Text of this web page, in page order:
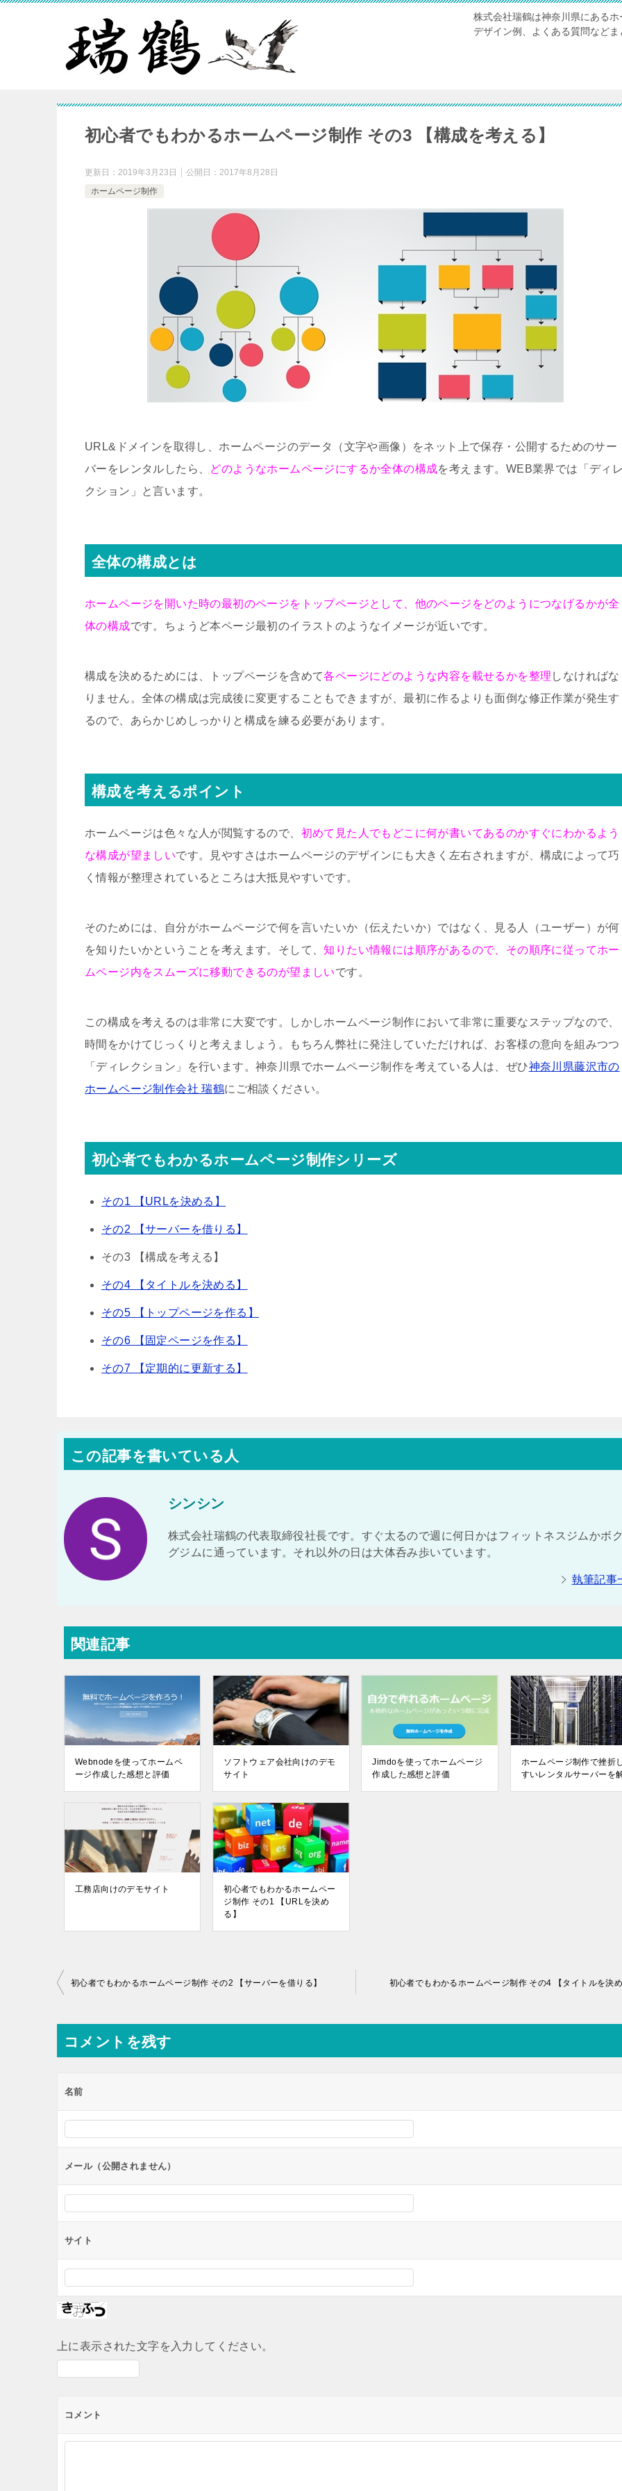
株式会社瑞鶴は神奈川県にある
デザイン例、よくある質問など
初心者でもわかるホームページ制作 その3 【構成を考える】
更新日： 2019年3月23日 公開日： 2017年8月28日
ホームページ制作
URL&ドメインを取得し、ホームページのデータ（文字や画像）をネット上で保存・公開するためのサー
バーをレンタルしたら、 どのようなホームページにするか全体の構成を考えます。WEB業界では 「ディ
クション」
と言います。
全体の構成とは
ホームページを開いた時の最初のページをトップページとして、他のページをどのようにつなげるかが全
体の構成です。ちょうど本ページ最初のイラストのようなイメージが近いです。
構成を決めるためには、トップページを含めて各ページにどのような内容を載せるかを整理 しなければな
りません。全体の構成は完成後に変更することもできますが、最初に作るよりも面倒な修正作業が発生す
るので、あらかじめしっかりと構成を練る必要があります。
構成を考えるポイント
ホームページは色々な人が閲覧するので、 初めて見た人でもどこに何が書いてあるのかすぐにわかるよう
な構成が望ましいです。見やすさはホームページのデザインにも大きく左右されますが、構成によって巧
く情報が整理されているところは大抵見やすいです。
そのためには、自分がホームページで何を言いたいか（伝えたいか）ではなく、
見る人（ユーザー）が何
を知りたいかということを考えます。そして、知りたい情報には順序があるので、その順序に従ってホー
ムページ内をスムーズに移動できるのが望ましいです。
この構成を考えるのは非常に大変です。しかしホームページ制作において非常に重要なステップなので、
時間をかけてじっくりと考えましょう。もちろん弊社に発注していただければ、お客様の意向を組みつつ
「ディレクション」を行います。神奈川県でホームページ制作を考えている人は、ぜひ神奈川県藤沢市の
ホームページ制作会社 瑞鶴にご相談ください。
初心者でもわかるホームページ制作シリーズ
その1 【URLを決める】
その2 【サーバーを借りる】
その3 【構成を考える】
その4 【タイトルを決める】
その5 【トップページを作る】
その6 【固定ページを作る】
その7 【定期的に更新する】
この記事を書いている人
シンシン
株式会社瑞鶴の代表取締役社長です。すぐ太るので週に何日かはフィットネスジムかボ
グジムに通っています。それ以外の日は大体呑み歩いています。
執筆記事
関連記事
Webnodeを使ってホームペ
ージ作成した感想と評価
ソフトウェア会社向けのデモ
サイト
Jimdoを使ってホームページ
作成した感想と評価
ホームページ制作で挫折
すいレンタルサーバーを
工務店向けのデモサイト
初心者でもわかるホームペー
ジ制作 その1 【URLを決め
る】
投
ナ
ビ
ー
ョ
ン
初心者でもわかるホームページ制作 その2 【サーバーを借りる】 初心者でもわかるホームページ制作 その4 【タイトルを決
コメントを残す
名前
メール（公開されません）
サイト
上に表示された文字を入力してください。
コメント